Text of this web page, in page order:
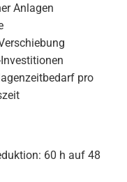
Anlagen
pro
60 h auf 48